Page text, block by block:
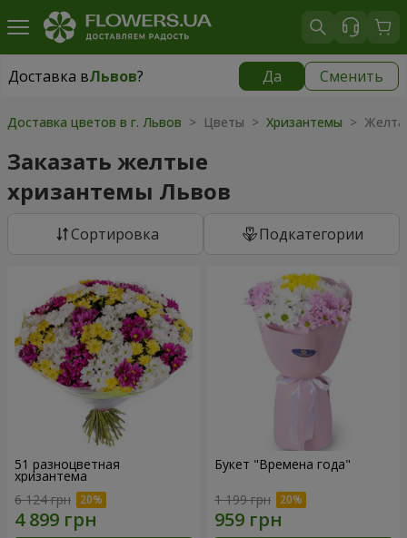
Доставка вЛьвов? Да Сменить
Доставка вЛьвов|
Доставка цветов в г. Львов > Цветы > Хризантемы >
Заказать желтые
хризантемы Львов
Cортировка Подкатегории
51 разноцветная
хризантема
6 124 грн
Букет "Времена года"
1 199 грн